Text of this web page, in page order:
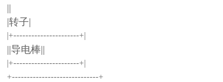
||
|转子|
|+----------------------+|
||导电棒||
|+----------------------+|
+-----------------------------+